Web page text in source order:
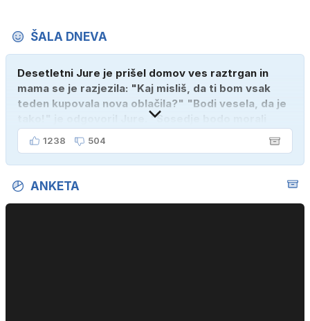
ŠALA DNEVA
Desetletni Jure je prišel domov ves raztrgan in
mama se je razjezila: "Kaj misliš, da ti bom vsak
teden kupovala nova oblačila?" "Bodi vesela, da je
tako!" je odgovoril Jure. "Sosedje bodo morali
kupiti novega sina, tako sem ga prebutal!"
1238 504
ANKETA